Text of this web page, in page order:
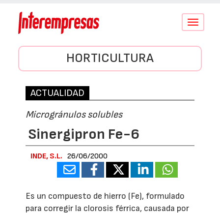
Conmutar
HORTICULTURA
ACTUALIDAD
Microgránulos solubles
Sinergipron Fe-6
INDE, S.L. 26/06/2000
Es un compuesto de hierro (Fe), formulado
para corregir la clorosis férrica, causada por